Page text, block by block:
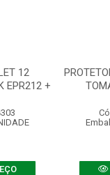
12
EPR212 +